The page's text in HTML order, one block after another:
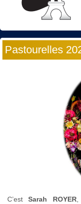
Pastourelles
C’estSarah ROYER,